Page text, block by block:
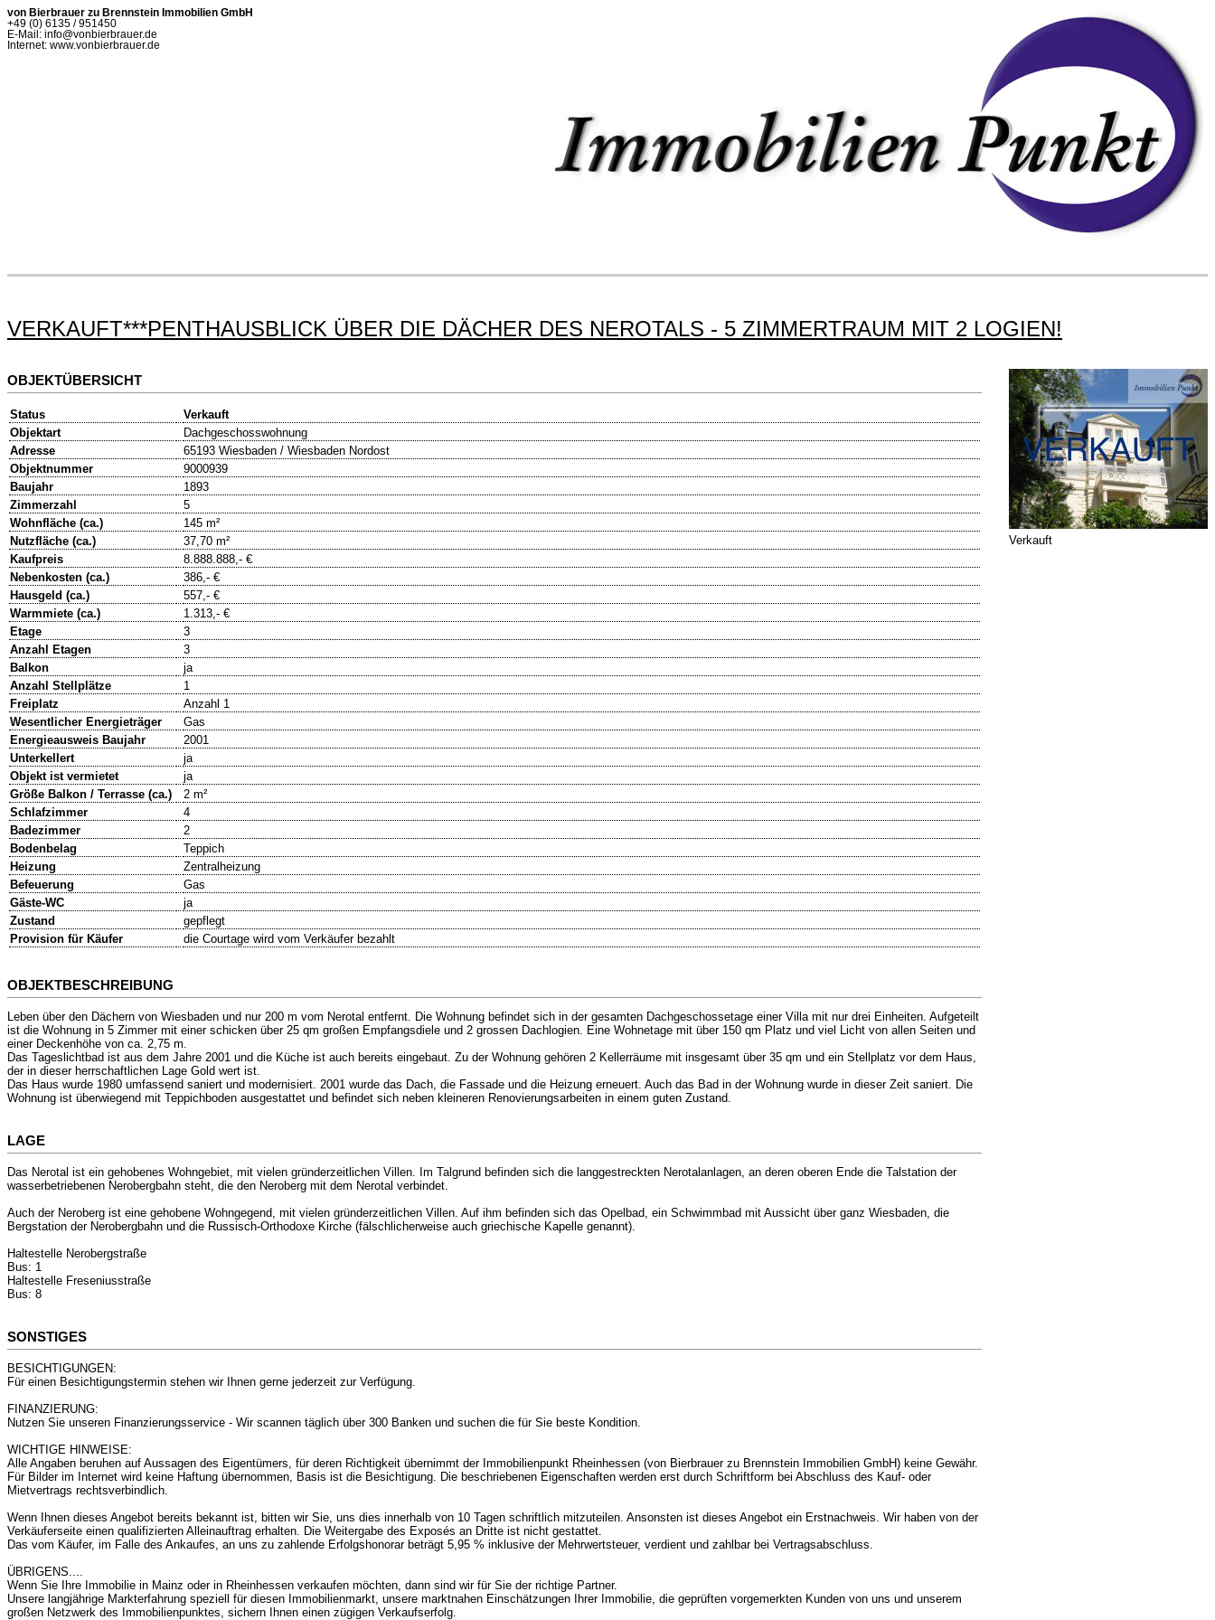
von Bierbrauer zu Brennstein Immobilien GmbH
+49 (0) 6135 / 951450
E-Mail: info@vonbierbrauer.de
Internet: www.vonbierbrauer.de
VERKAUFT***PENTHAUSBLICK ÜBER DIE DÄCHER DES NEROTALS - 5 ZIMMERTRAUM MIT 2 LOGIEN!
OBJEKTÜBERSICHT
Status
Verkauft
Objektart
Dachgeschosswohnung
Adresse
65193 Wiesbaden / Wiesbaden Nordost
Objektnummer
9000939
Baujahr
1893
Zimmerzahl
5
Wohnfläche (ca.)
145 m²
Nutzfläche (ca.)
37,70 m²
Kaufpreis
8.888.888,- €
Nebenkosten (ca.)
386,- €
Hausgeld (ca.)
557,- €
Warmmiete (ca.)
1.313,- €
Etage
3
Anzahl Etagen
3
Balkon
ja
Anzahl Stellplätze
1
Freiplatz
Anzahl 1
Wesentlicher Energieträger
Gas
Energieausweis Baujahr
2001
Unterkellert
ja
Objekt ist vermietet
ja
Größe Balkon / Terrasse (ca.)
2 m²
Schlafzimmer
4
Badezimmer
2
Bodenbelag
Teppich
Heizung
Zentralheizung
Befeuerung
Gas
Gäste-WC
ja
Zustand
gepflegt
Provision für Käufer
die Courtage wird vom Verkäufer bezahlt
OBJEKTBESCHREIBUNG
Leben über den Dächern von Wiesbaden und nur 200 m vom Nerotal entfernt. Die Wohnung befindet sich in der gesamten Dachgeschossetage einer Villa mit nur drei Einheiten. Aufgeteilt
ist die Wohnung in 5 Zimmer mit einer schicken über 25 qm großen Empfangsdiele und 2 grossen Dachlogien. Eine Wohnetage mit über 150 qm Platz und viel Licht von allen Seiten und
einer Deckenhöhe von ca. 2,75 m.
Das Tageslichtbad ist aus dem Jahre 2001 und die Küche ist auch bereits eingebaut. Zu der Wohnung gehören 2 Kellerräume mit insgesamt über 35 qm und ein Stellplatz vor dem Haus,
der in dieser herrschaftlichen Lage Gold wert ist.
Das Haus wurde 1980 umfassend saniert und modernisiert. 2001 wurde das Dach, die Fassade und die Heizung erneuert. Auch das Bad in der Wohnung wurde in dieser Zeit saniert. Die
Wohnung ist überwiegend mit Teppichboden ausgestattet und befindet sich neben kleineren Renovierungsarbeiten in einem guten Zustand.
LAGE
Das Nerotal ist ein gehobenes Wohngebiet, mit vielen gründerzeitlichen Villen. Im Talgrund befinden sich die langgestreckten Nerotalanlagen, an deren oberen Ende die Talstation der
wasserbetriebenen Nerobergbahn steht, die den Neroberg mit dem Nerotal verbindet.
Auch der Neroberg ist eine gehobene Wohngegend, mit vielen gründerzeitlichen Villen. Auf ihm befinden sich das Opelbad, ein Schwimmbad mit Aussicht über ganz Wiesbaden, die
Bergstation der Nerobergbahn und die Russisch-Orthodoxe Kirche (fälschlicherweise auch griechische Kapelle genannt).
Haltestelle Nerobergstraße
Bus: 1
Haltestelle Freseniusstraße
Bus: 8
SONSTIGES
BESICHTIGUNGEN:
Für einen Besichtigungstermin stehen wir Ihnen gerne jederzeit zur Verfügung.
FINANZIERUNG:
Nutzen Sie unseren Finanzierungsservice - Wir scannen täglich über 300 Banken und suchen die für Sie beste Kondition.
WICHTIGE HINWEISE:
Alle Angaben beruhen auf Aussagen des Eigentümers, für deren Richtigkeit übernimmt der Immobilienpunkt Rheinhessen (von Bierbrauer zu Brennstein Immobilien GmbH) keine Gewähr.
Für Bilder im Internet wird keine Haftung übernommen, Basis ist die Besichtigung. Die beschriebenen Eigenschaften werden erst durch Schriftform bei Abschluss des Kauf- oder
Mietvertrags rechtsverbindlich.
Wenn Ihnen dieses Angebot bereits bekannt ist, bitten wir Sie, uns dies innerhalb von 10 Tagen schriftlich mitzuteilen. Ansonsten ist dieses Angebot ein Erstnachweis. Wir haben von der
Verkäuferseite einen qualifizierten Alleinauftrag erhalten. Die Weitergabe des Exposés an Dritte ist nicht gestattet.
Das vom Käufer, im Falle des Ankaufes, an uns zu zahlende Erfolgshonorar beträgt 5,95 % inklusive der Mehrwertsteuer, verdient und zahlbar bei Vertragsabschluss.
ÜBRIGENS....
Wenn Sie Ihre Immobilie in Mainz oder in Rheinhessen verkaufen möchten, dann sind wir für Sie der richtige Partner.
Unsere langjährige Markterfahrung speziell für diesen Immobilienmarkt, unsere marktnahen Einschätzungen Ihrer Immobilie, die geprüften vorgemerkten Kunden von uns und unserem
großen Netzwerk des Immobilienpunktes, sichern Ihnen einen zügigen Verkaufserfolg.
Verkauft